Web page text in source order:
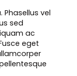
vel
sed
ac
eget